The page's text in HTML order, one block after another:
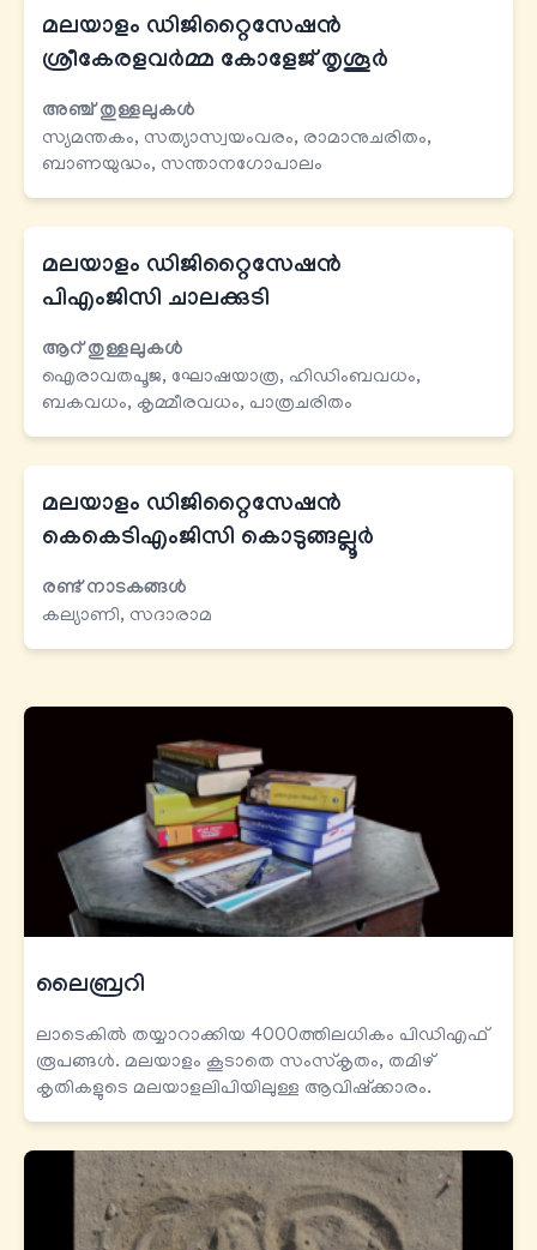
മലയാളം ഡിജിറ്റൈസേഷന്‍
ശ്രീകേരളവര്‍മ്മ കോളേജ് തൃശൂര്‍
അഞ്ച് തുള്ളലുകള്‍
സ്യമന്തകം, സത്യാസ്വയംവരം, രാമാനുചരിതം,
ബാണയുദ്ധം, സന്താനഗോപാലം
മലയാളം ഡിജിറ്റൈസേഷന്‍
പിഎംജിസി ചാലക്കുടി
ആറ് തുള്ളലുകള്‍
ഐരാവതപൂജ, ഘോഷയാത്ര, ഹിഡിംബവധം,
ബകവധം, കൃമ്മീരവധം, പാത്രചരിതം
മലയാളം ഡിജിറ്റൈസേഷന്‍
കെകെടി​എംജിസി കൊടുങ്ങല്ലൂര്‍
രണ്ട് നാടകങ്ങള്‍
കല്യാണി, സദാരാമ
ലൈബ്രറി
ലാടെകിൽ തയ്യാറാക്കിയ 4000ത്തിലധികം പിഡിഎഫ്
രൂപങ്ങൾ. മലയാളം കൂടാതെ സംസ്കൃതം, തമിഴ്
കൃതികളുടെ മലയാളലിപിയിലുള്ള ആവിഷ്ക്കാരം.